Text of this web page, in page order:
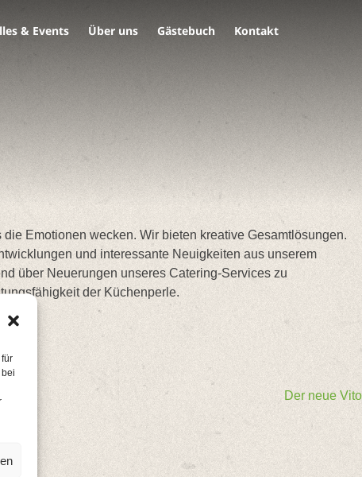
& Events Über uns Gästebuch Kontakt
Emotionen wecken. Wir bieten kreative Gesamtlösungen.
und interessante Neuigkeiten aus unserem
über Neuerungen unseres Catering-Services zu
der Küchenperle.
Der neue Vito